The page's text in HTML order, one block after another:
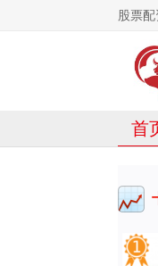
股票
首